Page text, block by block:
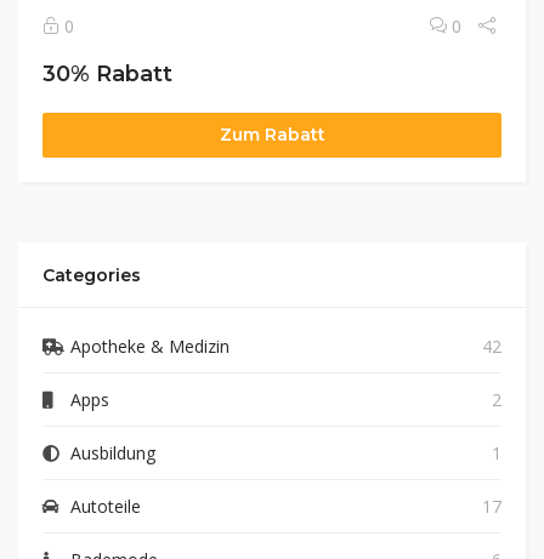
0 0
30% Rabatt
Zum Rabatt
Categories
Apotheke & Medizin 42
Apps 2
Ausbildung 1
Autoteile 17